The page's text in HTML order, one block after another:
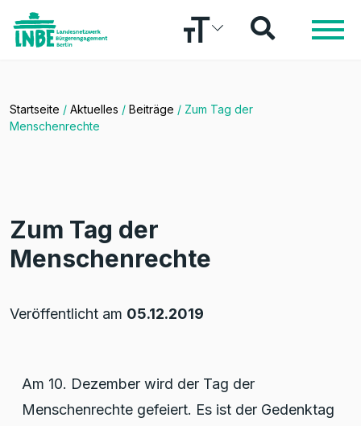
Startseite / Aktuelles / Beiträge / Zum Tag der
Menschenrechte
Zum Tag der
Menschenrechte
Veröffentlicht am 05.12.2019
Am 10. Dezember wird der Tag der
Menschenrechte gefeiert. Es ist der Gedenktag